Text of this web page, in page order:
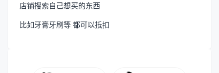
店铺搜索自己想买的东西
比如牙膏牙刷等 都可以抵扣